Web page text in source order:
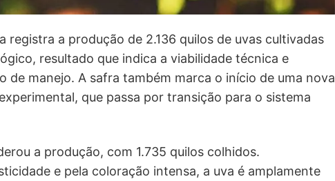
registra a produção de 2.136 quilos de uvas cultivadas
resultado que indica a viabilidade técnica e
de manejo. A safra também marca o início de uma nova
que passa por transição para o sistema
a produção, com 1.735 quilos colhidos.
e pela coloração intensa, a uva é amplamente